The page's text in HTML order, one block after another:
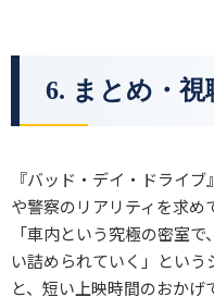
6. まとめ・視
『バッド・デイ・ドライ
や警察のリアリティを求め
「車内という究極の密室
い詰められていく」とい
と、短い上映時間のおか